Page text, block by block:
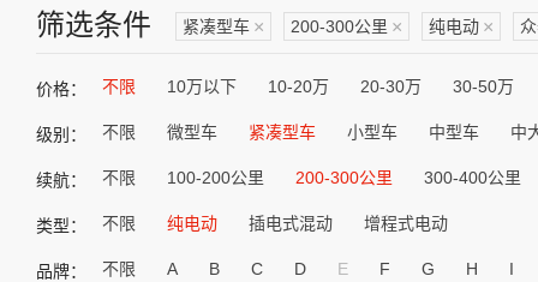
筛选条件 紧凑型车 × 200-300公里 × 纯电动 ×
价格： 不限 10万以下 10-20万 20-30万 30-50万
级别： 不限 微型车 紧凑型车 小型车 中型车 中
续航： 不限 100-200公里 200-300公里 300-400公里
类型： 不限 纯电动 插电式混动 增程式电动
品牌： 不限 A B C D E F G H I